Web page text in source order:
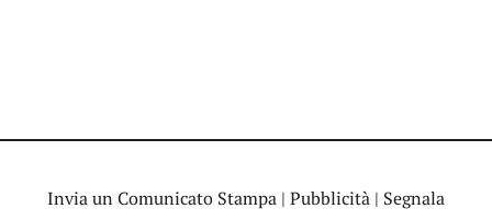
Invia un Comunicato Stampa | Pubblicità | Segnala